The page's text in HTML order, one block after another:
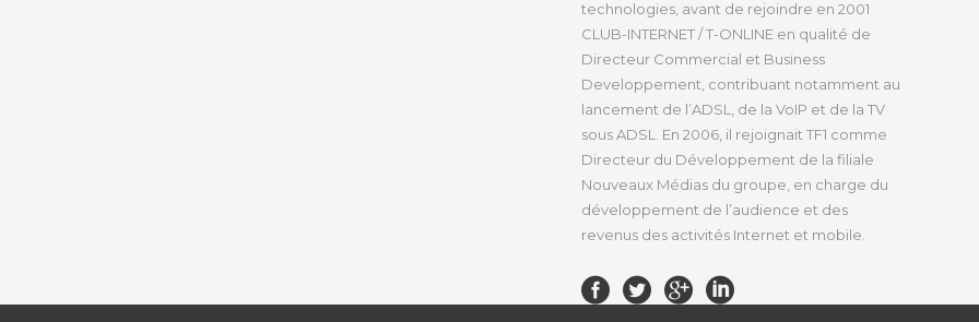
technologies, avant de rejoindre en 2001
CLUB-INTERNET / T-ONLINE en qualité de
Directeur Commercial et Business
Developpement, contribuant notamment au
lancement de l’ADSL, de la VoIP et de la TV
sous ADSL. En 2006, il rejoignait TF1 comme
Directeur du Développement de la filiale
Nouveaux Médias du groupe, en charge du
développement de l’audience et des
revenus des activités Internet et mobile.